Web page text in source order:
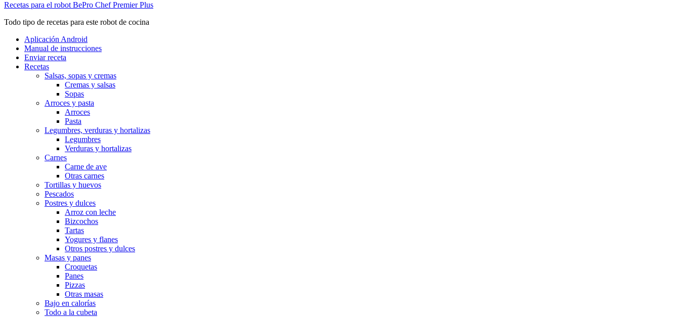
contenido
Recetas para el robot BePro Chef Premier Plus
Todo tipo de recetas para este robot de cocina
Aplicación Android
Manual de instrucciones
Enviar receta
Recetas
Salsas, sopas y cremas
Cremas y salsas
Sopas
Arroces y pasta
Arroces
Pasta
Legumbres, verduras y hortalizas
Legumbres
Verduras y hortalizas
Carnes
Carne de ave
Otras carnes
Tortillas y huevos
Pescados
Postres y dulces
Arroz con leche
Bizcochos
Tartas
Yogures y flanes
Otros postres y dulces
Masas y panes
Croquetas
Panes
Pizzas
Otras masas
Bajo en calorías
Todo a la cubeta